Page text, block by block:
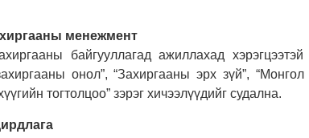
менежмент
байгууллагад ажиллахад
онол”, “Захиргааны эрх зүй”,
тогтолцоо” зэрэг хичээлүүдийг судална.